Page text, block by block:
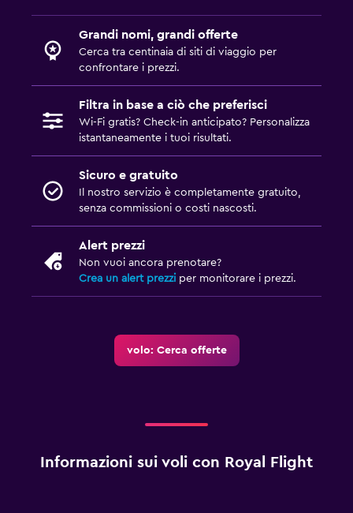
Grandi nomi, grandi offerte
Cerca tra centinaia di siti di viaggio per
confrontare i prezzi.
Filtra in base a ciò che preferisci
Wi-Fi gratis? Check-in anticipato? Personalizza
istantaneamente i tuoi risultati.
Sicuro e gratuito
Il nostro servizio è completamente gratuito,
senza commissioni o costi nascosti.
Alert prezzi
Non vuoi ancora prenotare?
Crea un alert prezzi per monitorare i prezzi.
volo: Cerca offerte
Informazioni sui voli con Royal Flight